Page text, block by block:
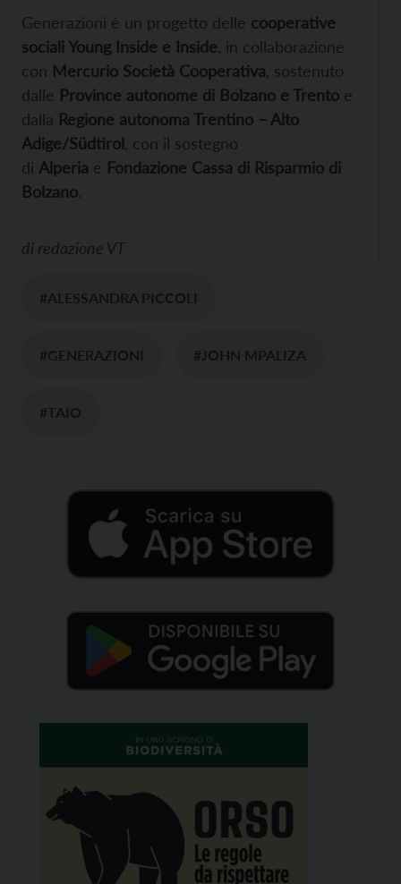
Generazioni è un progetto delle cooperative
sociali Young Inside e Inside , in collaborazione
con Mercurio Società Cooperativa , sostenuto
dalle Province autonome di Bolzano e Trento e
dalla Regione autonoma Trentino – Alto
Adige/Südtirol , con il sostegno
di Alperia e Fondazione Cassa di Risparmio di
Bolzano.
di redazione VT
#ALESSANDRA PICCOLI
#GENERAZIONI #JOHN MPALIZA
#TAIO